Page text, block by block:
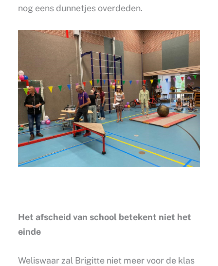
nog eens dunnetjes overdeden.
Het afscheid van school betekent niet het
einde
Weliswaar zal Brigitte niet meer voor de klas